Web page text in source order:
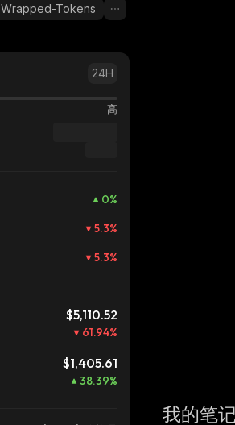
Wrapped-Tokens
24H
高
0%
5.3%
5.3%
$5,110.52
61.94%
$1,405.61
38.39%
我的笔